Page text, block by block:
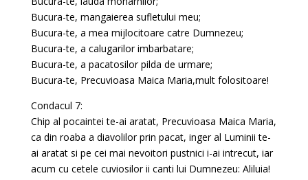
Bucura-te, mangaierea sufletului meu;
Bucura-te, a mea mijlocitoare catre Dumnezeu;
Bucura-te, a calugarilor imbarbatare;
Bucura-te, a pacatosilor pilda de urmare;
Bucura-te, Precuvioasa Maica Maria,mult folositoare!
Condacul 7:
Chip al pocaintei te-ai aratat, Precuvioasa Maica Maria,
ca din roaba a diavolilor prin pacat, inger al Luminii te-
ai aratat si pe cei mai nevoitori pustnici i-ai intrecut, iar
acum cu cetele cuviosilor ii canti lui Dumnezeu: Aliluia!